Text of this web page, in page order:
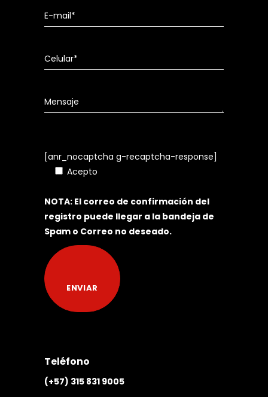
[anr_nocaptcha g-recaptcha-response]
Acepto
NOTA: El correo de confirmación del
registro puede llegar a la bandeja de
Spam o Correo no deseado.
Teléfono
(+57) 315 831 9005